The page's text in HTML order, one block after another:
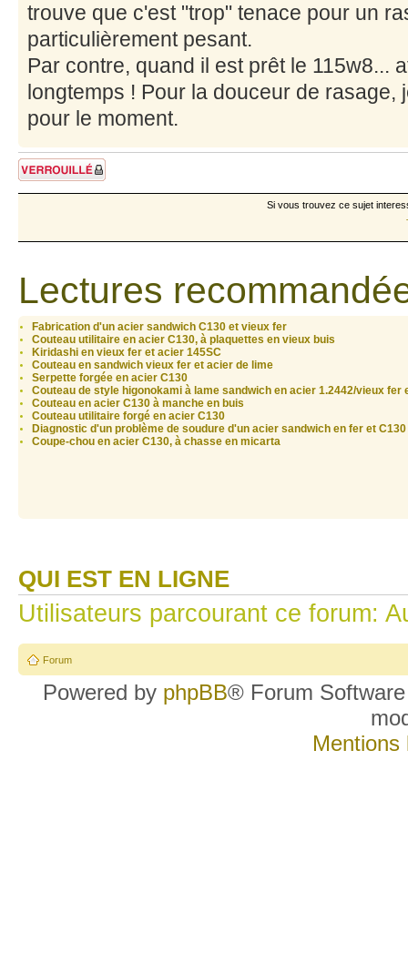
trouve que c'est "trop" tenace pour un
particulièrement pesant.
Par contre, quand il est prêt le 115w8...
longtemps ! Pour la douceur de rasage,
pour le moment.
Sujet verrouillé
Si vous trouvez ce sujet
Lectures
Fabrication d'un acier sandwich C130 et vieux fer
Couteau utilitaire en acier C130, à plaquettes en vieux buis
Kiridashi en vieux fer et acier 145SC
Couteau en sandwich vieux fer et acier de lime
Serpette forgée en acier C130
Couteau de style higonokami à lame sandwich en acier 1.2442/vieux fer
Couteau en acier C130 à manche en buis
Couteau utilitaire forgé en acier C130
Diagnostic d'un problème de soudure d'un acier sandwich en fer et C130
Coupe-chou en acier C130, à chasse en micarta
QUI EST EN LIGNE
Utilisateurs parcourant ce forum:
Forum
Powered by phpBB® Forum
Mentions